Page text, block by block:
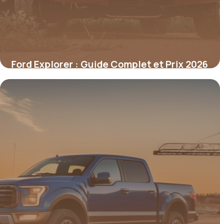
Ford Explorer : Guide Complet et Prix 2026
16 mai 2026